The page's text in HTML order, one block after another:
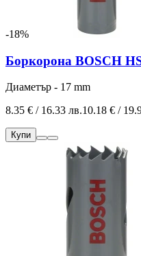
-18%
Боркорона BOSCH
Диаметър - 17 mm
8.35 € / 16.33 лв.10.18 € /
Купи